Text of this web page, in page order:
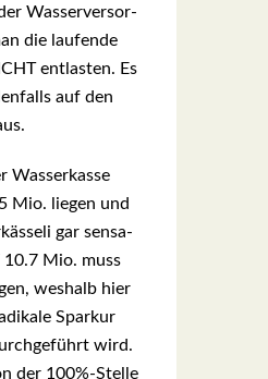
Was­ser­ver­sor­
die lau­fen­de
ent­las­ten. Es
auf den
Was­ser­kas­se
Mio. lie­gen und
gar sen­sa­
Mio. muss
wes­halb hier
Spar­kur
wird.
der 100%-Stelle